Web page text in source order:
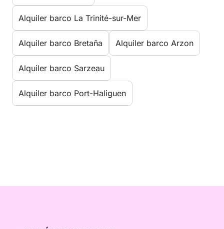
Alquiler barco La Trinité-sur-Mer
Alquiler barco Bretaña Alquiler barco Arzon
Alquiler barco Sarzeau
Alquiler barco Port-Haliguen